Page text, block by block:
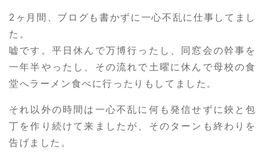
2ヶ月間、ブログも書かずに一心不乱に仕事してまし
た。
嘘です。平日休んで万博行ったし、同窓会の幹事を
一年半やったし、その流れで土曜に休んで母校の食
堂へラーメン食べに行ったりもしてました。
それ以外の時間は一心不乱に何も発信せずに鋏と包
丁を作り続けて来ましたが、そのターンも終わりを
告げました。